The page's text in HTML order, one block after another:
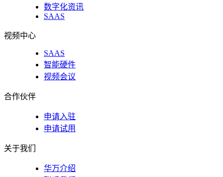
数字化资讯
SAAS
视频中心
SAAS
智能硬件
视频会议
合作伙伴
申请入驻
申请试用
关于我们
华万介绍